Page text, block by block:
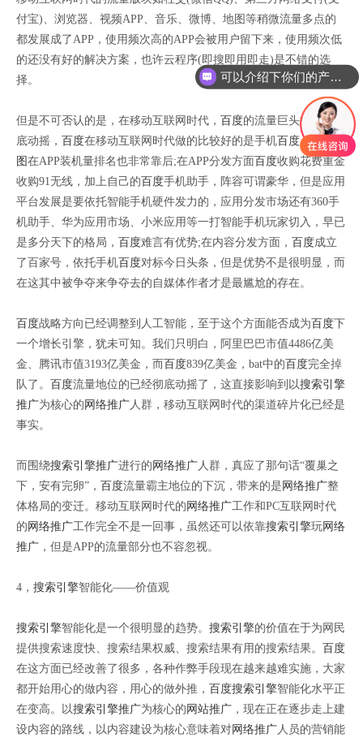
付宝)、浏览器、视频APP、音乐、微博、地图等稍微流量多点的
都发展成了APP，使用频次高的APP会被用户留下来，使用频次低
的还没有好的解决方案，也许云程序(即搜即用即走)是不错的选
择。
但是不可否认的是，在移动互联网时代， 百度的流量巨头地位被彻
底动摇， 百度在移动互联网时代做的比较好的是手机百度、百度地
图在APP装机量排名也非常靠后;在APP分发方面百度收购花费重金
收购91无线，加上自己的百度手机助手，阵容可谓豪华，但是应用
平台发展是要依托智能手机硬件发力的，应用分发市场还有360手
机助手、华为应用市场、小米应用等一打智能手机玩家切入，早已
是多分天下的格局， 百度难言有优势;在内容分发方面， 百度成立
了百家号，依托手机百度对标今日头条，但是优势不是很明显，而
在这其中被争夺来争夺去的自媒体作者才是最尴尬的存在。
百度战略方向已经调整到人工智能，至于这个方面能否成为百度下
一个增长引擎，犹未可知。我们只明白，阿里巴巴市值4486亿美
金、腾讯市值3193亿美金，而百度839亿美金，bat中的百度完全掉
队了。 百度流量地位的已经彻底动摇了，这直接影响到以搜索引擎
推广为核心的网络推广 人群，移动互联网时代的渠道碎片化已经是
事实。
而围绕搜索引擎推广进行的网络推广 人群，真应了那句话“覆巢之
下，安有完卵”， 百度流量霸主地位的下沉，带来的是网络推广整
体格局的变迁。移动互联网时代的网络推广工作和PC互联网时代
的网络推广工作完全不是一回事，虽然还可以依靠搜索引擎玩网络
推广 ，但是APP的流量部分也不容忽视。
4， 搜索引擎智能化——价值观
搜索引擎智能化是一个很明显的趋势。 搜索引擎的价值在于为网民
提供搜索速度快、搜索结果权威、搜索结果有用的搜索结果。 百度
在这方面已经改善了很多，各种作弊手段现在越来越难实施，大家
都开始用心的做内容，用心的做外推， 百度搜索引擎智能化水平正
在变高。以搜索引擎推广为核心的网站推广 ，现在正在逐步走上建
设内容的路线，以内容建设为核心意味着对网络推广 人员的营销能
可以介绍下你们的产品么